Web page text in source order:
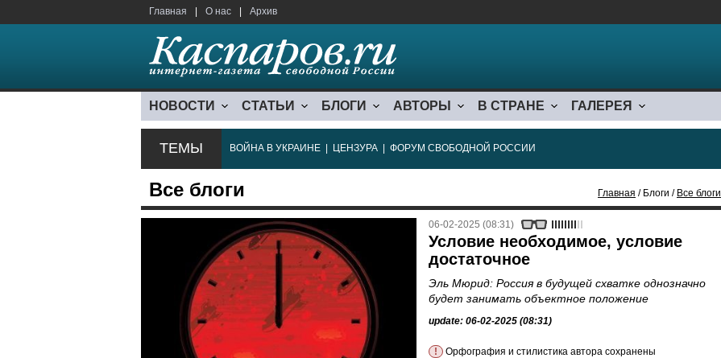
Главная О нас Архив
НОВОСТИ СТАТЬИ БЛОГИ АВТОРЫ В СТРАНЕ ГАЛЕРЕЯ
ТЕМЫ ВОЙНА В УКРАИНЕ ЦЕНЗУРА ФОРУМ СВОБОДНОЙ РОССИИ
Все блоги Главная / Блоги / Все блоги
06-02-2025 (08:31)
Условие необходимое, условие
достаточное
Эль Мюрид: Россия в будущей схватке однозначно
будет занимать объектное положение
update: 06-02-2025 (08:31)
! Орфография и стилистика автора сохранены